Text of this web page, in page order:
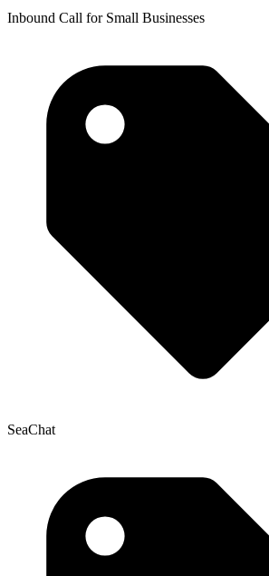
Inbound Call for Small Businesses
SeaChat